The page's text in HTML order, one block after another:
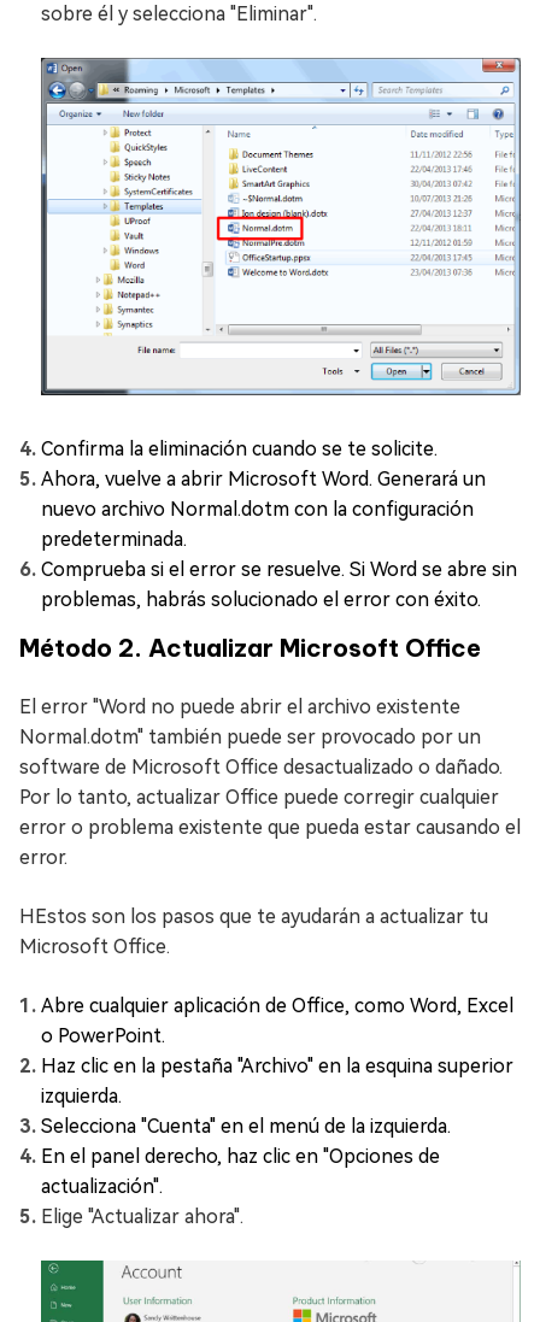
sobre él y selecciona "Eliminar".
Confirma la eliminación cuando se te solicite.
Ahora, vuelve a abrir Microsoft Word. Generará un
nuevo archivo Normal.dotm con la configuración
predeterminada.
Comprueba si el error se resuelve. Si Word se abre sin
problemas, habrás solucionado el error con éxito.
Método 2. Actualizar Microsoft Office
El error "Word no puede abrir el archivo existente
Normal.dotm" también puede ser provocado por un
software de Microsoft Office desactualizado o dañado.
Por lo tanto, actualizar Office puede corregir cualquier
error o problema existente que pueda estar causando el
error.
HEstos son los pasos que te ayudarán a actualizar tu
Microsoft Office.
Abre cualquier aplicación de Office, como Word, Excel
o PowerPoint.
Haz clic en la pestaña "Archivo" en la esquina superior
izquierda.
Selecciona "Cuenta" en el menú de la izquierda.
En el panel derecho, haz clic en "Opciones de
actualización".
Elige "Actualizar ahora".